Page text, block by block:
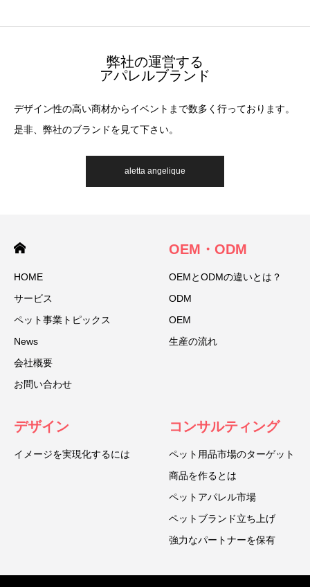
弊社の運営する
アパレルブランド
デザイン性の高い商材からイベントまで数多く行っております。
是非、弊社のブランドを見て下さい。
aletta angelique
HOME
サービス
ペット事業トピックス
News
会社概要
お問い合わせ
OEM・ODM
OEMとODMの違いとは？
ODM
OEM
生産の流れ
デザイン
イメージを実現化するには
コンサルティング
ペット用品市場のターゲット
商品を作るとは
ペットアパレル市場
ペットブランド立ち上げ
強力なパートナーを保有